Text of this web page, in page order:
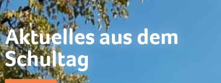
Aktuelles aus dem
Schultag​